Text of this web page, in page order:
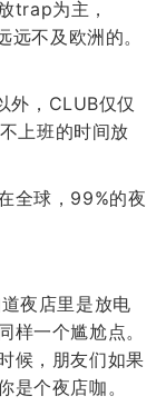
trap为主，
不及欧洲的。
外，CLUB仅仅
上班的时间放
全球，99%的夜
夜店里是放电
样一个尴尬点。
候，朋友们如果
是个夜店咖。